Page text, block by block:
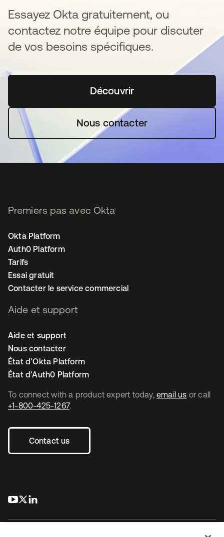
Essayez Okta gratuitement, ou
contactez notre équipe pour discuter
de vos besoins spécifiques.
Découvrirs’ouvre dans un nouvel
Nous contacter
To connect with a product expert today, email us or call
+1-800-425-1267.
Contact us
s’ouvre dans un nouvel onglet
s’ouvre dans un nouvel onglet
Premiers pas avec Okta
Okta Platform
Auth0 Platform
Tarifs
Essai gratuit
Contacter le service commercial
Aide et support
Aide et support
Nous contacter
État d’Okta Platform
État d’Auth0 Platform